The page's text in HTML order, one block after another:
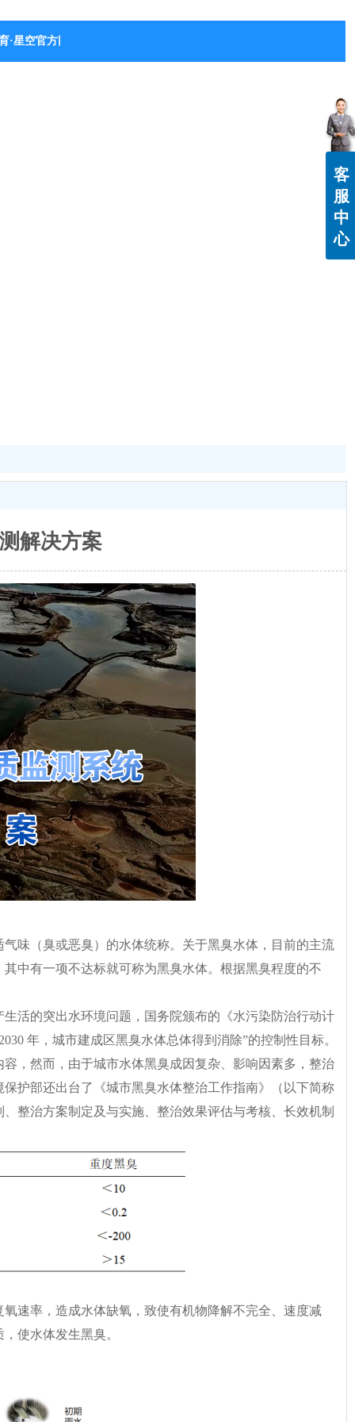
·星空官方网站-星空体育（中国）
解决方案
味（臭或恶臭）的水体统称。关于黑臭水体，目前的主流
中有一项不达标就可称为黑臭水体。根据黑臭程度的不
活的突出水环境问题，国务院颁布的《水污染防治行动计
年，城市建成区黑臭水体总体得到消除”的控制性目标。
，然而，由于城市水体黑臭成因复杂、影响因素多，整治
护部还出台了《城市黑臭水体整治工作指南》（以下简称
整治方案制定及与实施、整治效果评估与考核、长效机制
速率，造成水体缺氧，致使有机物降解不完全、速度减
使水体发生黑臭。
客
服
中
心